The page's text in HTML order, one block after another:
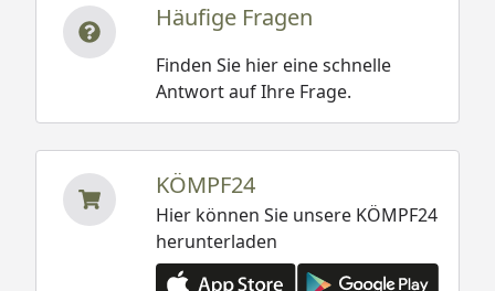
Häufige Fragen
Finden Sie hier eine schnelle
Antwort auf Ihre Frage.
KÖMPF24
Hier können Sie unsere KÖMPF24
herunterladen